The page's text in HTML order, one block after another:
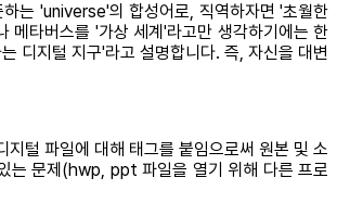
는 'universe'의 합성어로, 직역하자면 '초월한
메타버스를 '가상 세계'라고만 생각하기에는 한
디지털 지구'라고 설명합니다. 즉, 자신을 대변
털 파일에 대해 태그를 붙임으로써 원본 및 소
는 문제(hwp, ppt 파일을 열기 위해 다른 프로